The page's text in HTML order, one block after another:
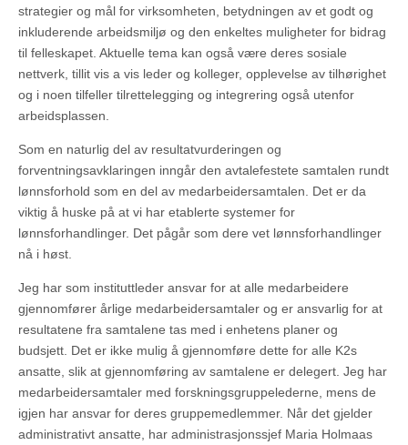
strategier og mål for virksomheten, betydningen av et godt og
inkluderende arbeidsmiljø og den enkeltes muligheter for bidrag
til felleskapet. Aktuelle tema kan også være deres sosiale
nettverk, tillit vis a vis leder og kolleger, opplevelse av tilhørighet
og i noen tilfeller tilrettelegging og integrering også utenfor
arbeidsplassen.
Som en naturlig del av resultatvurderingen og
forventningsavklaringen inngår den avtalefestete samtalen rundt
lønnsforhold som en del av medarbeidersamtalen. Det er da
viktig å huske på at vi har etablerte systemer for
lønnsforhandlinger. Det pågår som dere vet lønnsforhandlinger
nå i høst.
Jeg har som instituttleder ansvar for at alle medarbeidere
gjennomfører årlige medarbeidersamtaler og er ansvarlig for at
resultatene fra samtalene tas med i enhetens planer og
budsjett. Det er ikke mulig å gjennomføre dette for alle K2s
ansatte, slik at gjennomføring av samtalene er delegert. Jeg har
medarbeidersamtaler med forskningsgruppelederne, mens de
igjen har ansvar for deres gruppemedlemmer. Når det gjelder
administrativt ansatte, har administrasjonssjef Maria Holmaas